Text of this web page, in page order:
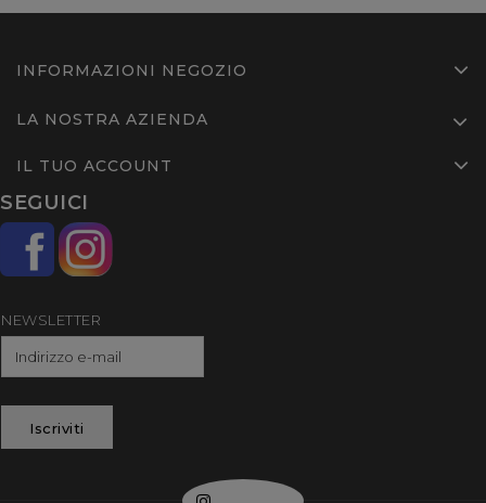
INFORMAZIONI NEGOZIO
LA NOSTRA AZIENDA
IL TUO ACCOUNT
SEGUICI
NEWSLETTER
Iscriviti